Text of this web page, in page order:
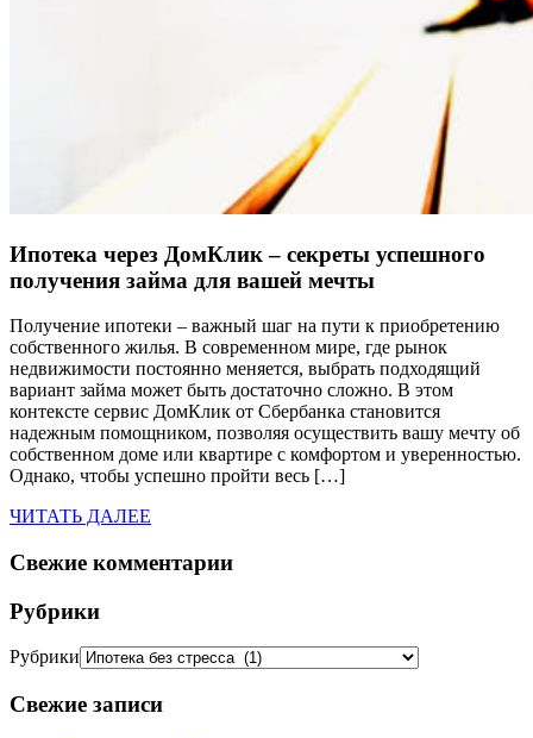
Ипотека через ДомКлик – секреты успешного
получения займа для вашей мечты
Получение ипотеки – важный шаг на пути к приобретению
собственного жилья. В современном мире, где рынок
недвижимости постоянно меняется, выбрать подходящий
вариант займа может быть достаточно сложно. В этом
контексте сервис ДомКлик от Сбербанка становится
надежным помощником, позволяя осуществить вашу мечту об
собственном доме или квартире с комфортом и уверенностью.
Однако, чтобы успешно пройти весь […]
ЧИТАТЬ ДАЛЕЕ
Свежие комментарии
Рубрики
Рубрики
Свежие записи